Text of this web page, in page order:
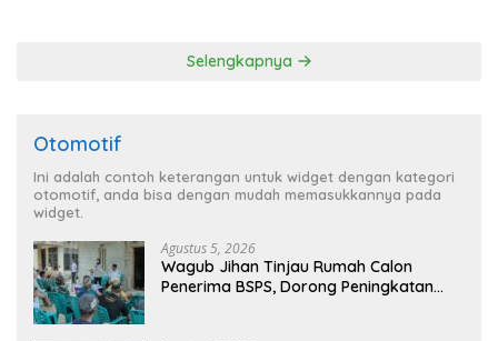
Selengkapnya
Otomotif
Ini adalah contoh keterangan untuk widget dengan kategori
otomotif, anda bisa dengan mudah memasukkannya pada
widget.
Agustus 5, 2026
Wagub Jihan Tinjau Rumah Calon
Penerima BSPS, Dorong Peningkatan